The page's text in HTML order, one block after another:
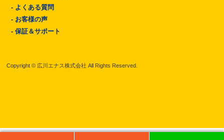
- よくある質問
- お客様の声
- 保証＆サポート
Copyright © 広川エナス株式会社 All Rights Reserved.